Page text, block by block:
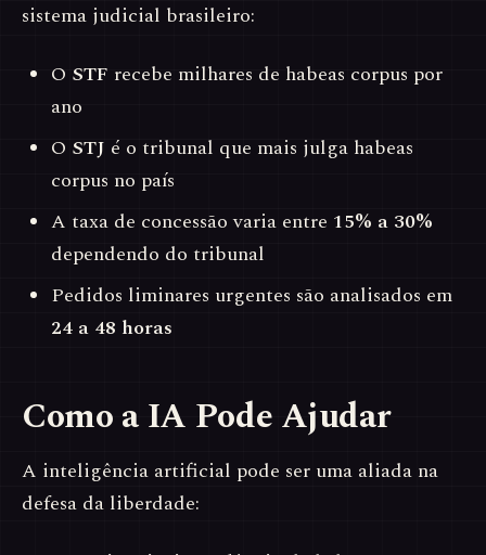
sistema judicial brasileiro:
O STF recebe milhares de habeas corpus por
ano
O STJ é o tribunal que mais julga habeas
corpus no país
A taxa de concessão varia entre 15% a 30%
dependendo do tribunal
Pedidos liminares urgentes são analisados em
24 a 48 horas
Como a IA Pode Ajudar
A inteligência artificial pode ser uma aliada na
defesa da liberdade: